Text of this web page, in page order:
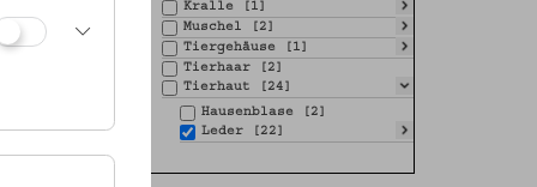
Kralle [1]
Muschel [2]
Tiergehäuse [1]
Tierhaar [2]
Tierhaut [24]
Hausenblase [2]
Leder [22]